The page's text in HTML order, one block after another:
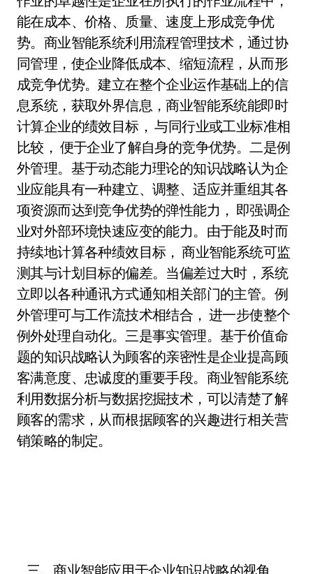
能在成本、价格、质量、速度上形成竞争优
势。商业智能系统利用流程管理技术，通过协
同管理，使企业降低成本、缩短流程，从而形
成竞争优势。建立在整个企业运作基础上的信
息系统，获取外界信息，商业智能系统能即时
计算企业的绩效目标， 与同行业或工业标准相
比较， 便于企业了解自身的竞争优势。二是例
外管理。基于动态能力理论的知识战略认为企
业应能具有一种建立、调整、适应并重组其各
项资源而达到竞争优势的弹性能力， 即强调企
业对外部环境快速应变的能力。由于能及时而
持续地计算各种绩效目标， 商业智能系统可监
测其与计划目标的偏差。当偏差过大时，系统
立即以各种通讯方式通知相关部门的主管。例
外管理可与工作流技术相结合， 进一步使整个
例外处理自动化。三是事实管理。基于价值命
题的知识战略认为顾客的亲密性是企业提高顾
客满意度、忠诚度的重要手段。商业智能系统
利用数据分析与数据挖掘技术，可以清楚了解
顾客的需求，从而根据顾客的兴趣进行相关营
销策略的制定。
三、商业智能应用于企业知识战略的视角